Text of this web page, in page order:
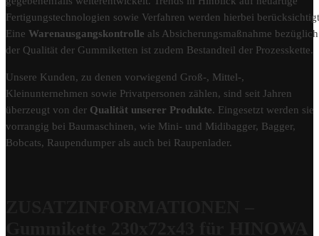
Fertigungstechnologien sowie Verfahren werden hierbei
Eine Warenausgangskontrolle als Absicherungsmaßnahme bezüglich
der Qualität der Gummiketten ist zudem Bestandteil der Prozesskette.
Unsere Kunden, zu denen vorwiegend Groß-, Mittel-,
Kleinunternehmen sowie Privatpersonen zählen, sind seit Jahren
überzeugt von der Qualität unserer Produkte. Eingesetzt werden sie
vorrangig bei Baumaschinen, wie Mini- und Midibagger, Bagger,
Bobcats, Raupendumper als auch bei Raupenlader.